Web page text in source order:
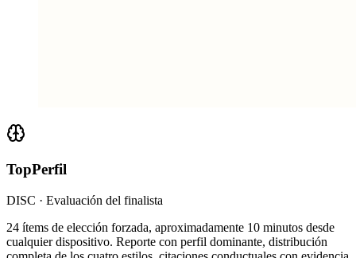
TopPerfil
DISC · Evaluación del finalista
24 ítems de elección forzada, aproximadamente 10 minutos desde
cualquier dispositivo. Reporte con perfil dominante, distribución